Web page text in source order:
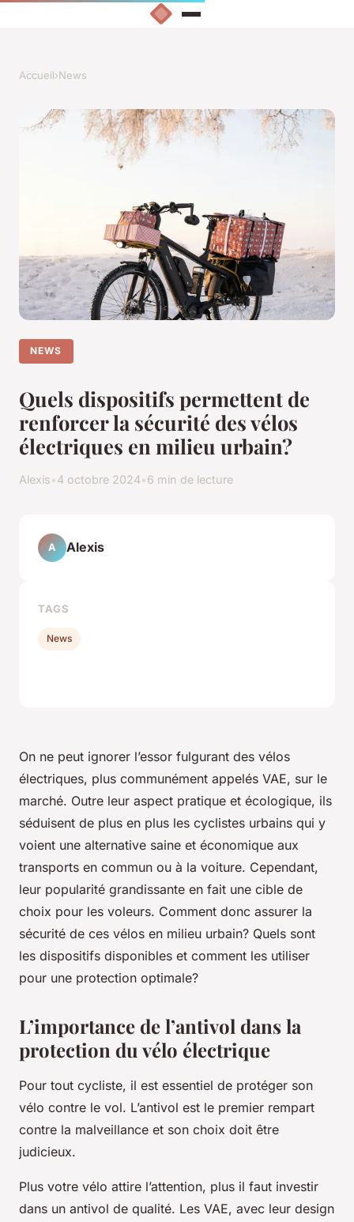
Accueil›News
NEWS
Quels dispositifs permettent de
renforcer la sécurité des vélos
électriques en milieu urbain?
Alexis•4 octobre 2024•6 min de lecture
On ne peut ignorer l’essor fulgurant des vélos
électriques, plus communément appelés VAE, sur le
marché. Outre leur aspect pratique et écologique, ils
séduisent de plus en plus les cyclistes urbains qui y
voient une alternative saine et économique aux
transports en commun ou à la voiture. Cependant,
leur popularité grandissante en fait une cible de
choix pour les voleurs. Comment donc assurer la
sécurité de ces vélos en milieu urbain? Quels sont
les dispositifs disponibles et comment les utiliser
pour une protection optimale?
L’importance de l’antivol dans la
protection du vélo électrique
Pour tout cycliste, il est essentiel de protéger son
vélo contre le vol. L’antivol est le premier rempart
contre la malveillance et son choix doit être
judicieux.
Plus votre vélo attire l’attention, plus il faut investir
dans un antivol de qualité. Les VAE, avec leur design
A Alexis
TAGS
News